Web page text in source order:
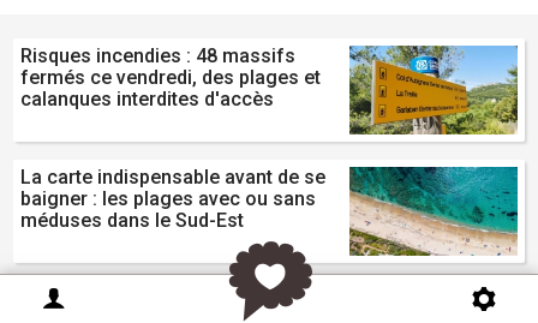
Risques incendies : 48 massifs
fermés ce vendredi, des plages et
calanques interdites d'accès
La carte indispensable avant de se
baigner : les plages avec ou sans
méduses dans le Sud-Est
Le programme des fêtes de village